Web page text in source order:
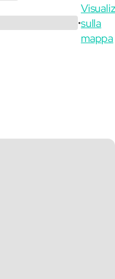
•sulla
mappa